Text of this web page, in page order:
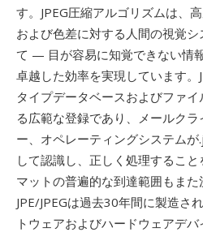
す。JPEG圧縮アルゴリズムは、
および色差に対する人間の視覚
て — 目が容易に知覚できない情
卓越した効率を実現しています
タイプデータベースおよびファ
る広範な登録であり、メールク
ー、オペレーティングシステムが
して認識し、正しく処理するこ
マットの普遍的な到達範囲もま
JPE/JPEGは過去30年間に製造さ
トウェアおよびハードウェアデ